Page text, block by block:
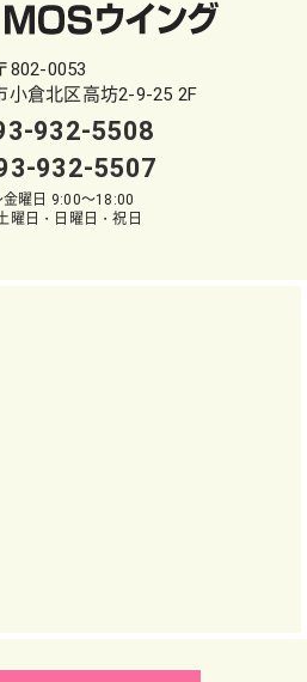
802-0053
小倉北区高坊2-9-25 2F
932-5508
932-5507
金曜日 9:00～18:00
曜日・日曜日・祝日